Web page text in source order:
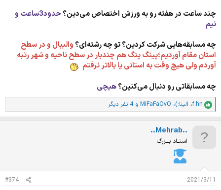
چند ساعت در هفته رو به ورزش اختصاص می‌دین؟
حدود3ساعت و
نیم
چه مسابقه‌هایی شرکت کردین؟ تو چه رشته‌ای؟ والیبال و در سطح
استان مقام آوردیم؛پینگ پنگ هم چندبار در سطح ناحیه و شهر رتبه
آوردم ولی هیچ وقت به استانی یا بالاتر نرفتم
چه مسابقاتی رو دنبال می‌کنین؟هیچی
ا
م
:
f.hn، الینا:)، MiFaFaOvO و 4 نفر دیگر
..Mehrab..
استــاد بـــزرگ
2021/3/11
#374